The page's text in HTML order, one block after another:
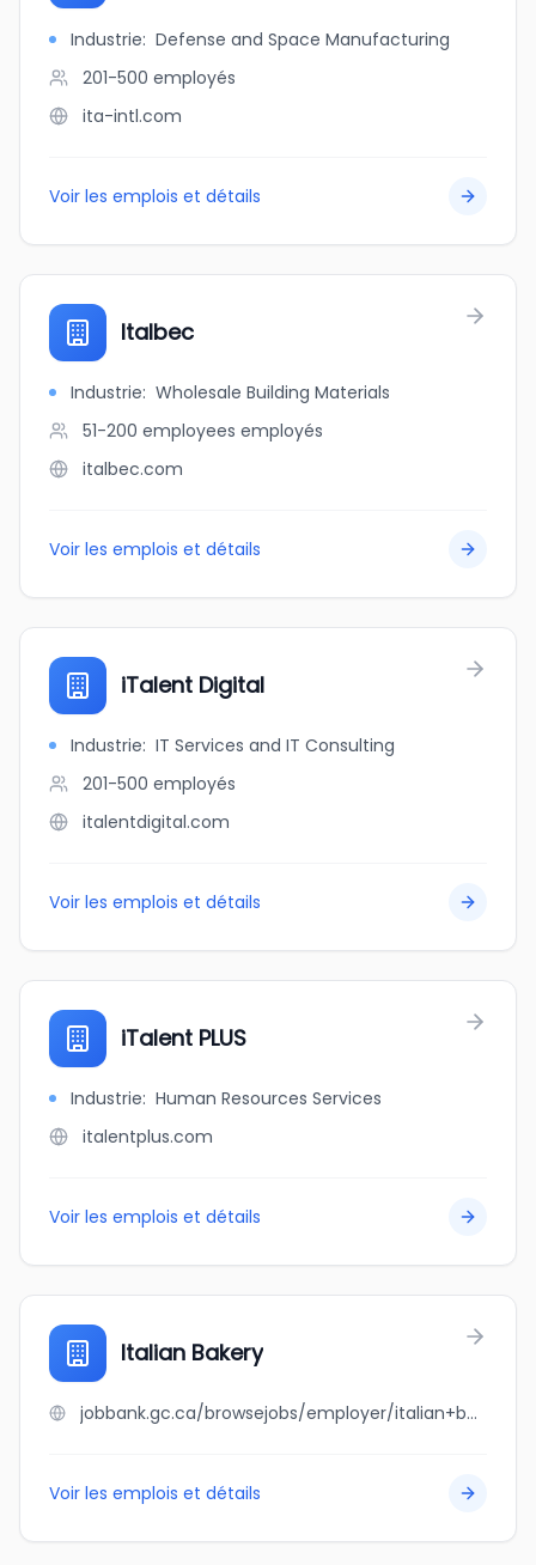
Industrie: Defense and Space Manufacturing
201-500 employés
ita-intl.com
Voir les emplois et détails
Italbec
Industrie: Wholesale Building Materials
51-200 employees employés
italbec.com
Voir les emplois et détails
iTalent Digital
Industrie: IT Services and IT Consulting
201-500 employés
italentdigital.com
Voir les emplois et détails
iTalent PLUS
Industrie: Human Resources Services
italentplus.com
Voir les emplois et détails
Italian Bakery
jobbank.gc.ca/browsejobs/employer/italian+bakery/ca
Voir les emplois et détails